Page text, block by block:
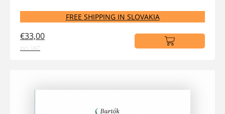
FREE SHIPPING IN SLOVAKIA
€33,00
incl. VAT